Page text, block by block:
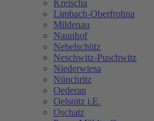
Kreischa
Limbach-Oberfrohna
Mildenau
Naunhof
Nebelschütz
Neschwitz-Puschwitz
Niederwiesa
Nünchritz
Oederan
Oelsnitz i.E.
Oschatz